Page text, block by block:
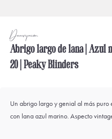
Descripción
Abrigo largo de lana | Azul
20 | Peaky Blinders
Un abrigo largo y genial al más puro
con lana azul marino. Aspecto